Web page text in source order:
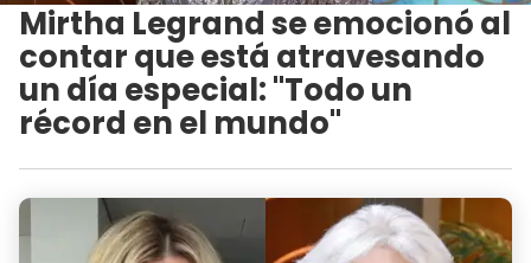
Mirtha Legrand se emocionó al
contar que está atravesando
un día especial: "Todo un
récord en el mundo"